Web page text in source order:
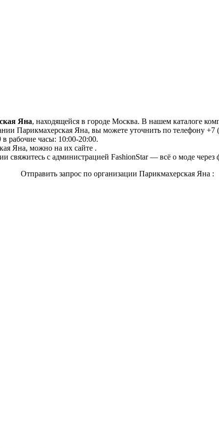
Яна, находящейся в городе Москва. В нашем каталоге
Парикмахерская Яна, вы можете уточнить по телефону
рабочие часы: 10:00-20:00.
Яна, можно на их сайте .
свяжитесь с администрацией FashionStar — всё о моде
Отправить запрос по организации Парикмахерская Яна :